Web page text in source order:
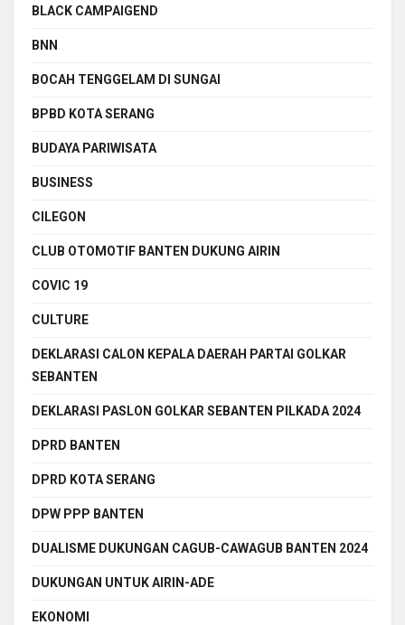
BLACK CAMPAIGEND
BNN
BOCAH TENGGELAM DI SUNGAI
BPBD KOTA SERANG
BUDAYA PARIWISATA
BUSINESS
CILEGON
CLUB OTOMOTIF BANTEN DUKUNG AIRIN
COVIC 19
CULTURE
DEKLARASI CALON KEPALA DAERAH PARTAI GOLKAR
SEBANTEN
DEKLARASI PASLON GOLKAR SEBANTEN PILKADA 2024
DPRD BANTEN
DPRD KOTA SERANG
DPW PPP BANTEN
DUALISME DUKUNGAN CAGUB-CAWAGUB BANTEN 2024
DUKUNGAN UNTUK AIRIN-ADE
EKONOMI